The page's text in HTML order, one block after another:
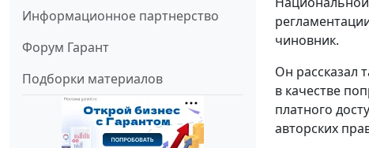
Информационное партнерство
Форум Гарант
Подборки материалов
чиновник.
Он рассказал
в качестве
платного
авторских